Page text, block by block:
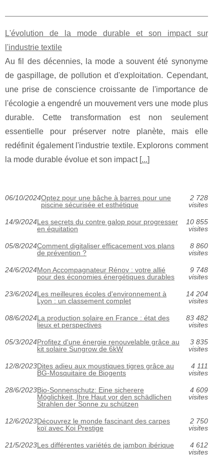
L'évolution de la mode durable et son impact sur
l'industrie textile
Au fil des décennies, la mode a souvent été synonyme
de gaspillage, de pollution et d'exploitation. Cependant,
une prise de conscience croissante de l'importance de
l'écologie a engendré un mouvement vers une mode plus
durable. Cette transformation est non seulement
essentielle pour préserver notre planète, mais elle
redéfinit également l'industrie textile. Explorons comment
la mode durable évolue et son impact [ ...
06/10/2024Optez pour une bâche à barres pour une
piscine sécurisée et esthétique
2 728
visites
14/9/2024Les secrets du contre galop pour progresser
en équitation
10 855
visites
05/8/2024Comment digitaliser efficacement vos plans
de prévention ?
8 860
visites
24/6/2024Mon Accompagnateur Rénov : votre allié
pour des économies énergétiques durables
9 748
visites
23/6/2024Les meilleures écoles d'environnement à
Lyon : un classement complet
14 204
visites
08/6/2024La production solaire en France : état des
lieux et perspectives
83 482
visites
05/3/2024Profitez d'une énergie renouvelable grâce au
kit solaire Sungrow de 6kW
3 835
visites
12/8/2023Dites adieu aux moustiques tigres grâce au
BG-Mosquitaire de Biogents
4 111
visites
28/6/2023Bio-Sonnenschutz: Eine sicherere
Möglichkeit, Ihre Haut vor den schädlichen
Strahlen der Sonne zu schützen
4 609
visites
12/6/2023Découvrez le monde fascinant des carpes
koï avec Koi Prestige
2 750
visites
21/5/2023Les différentes variétés de jambon ibérique
4 612
visites